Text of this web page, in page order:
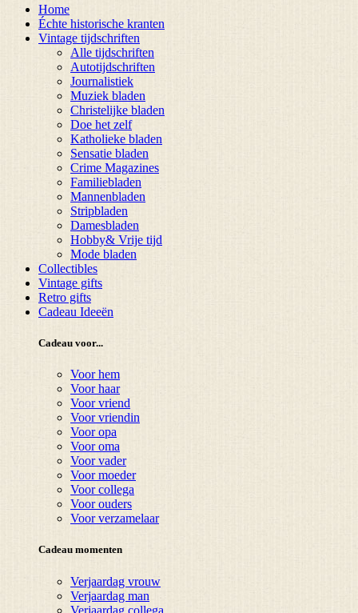
Home
Échte historische kranten
Vintage tijdschriften
Alle tijdschriften
Autotijdschriften
Journalistiek
Muziek bladen
Christelijke bladen
Doe het zelf
Katholieke bladen
Sensatie bladen
Crime Magazines
Familiebladen
Mannenbladen
Stripbladen
Damesbladen
Hobby& Vrije tijd
Mode bladen
Collectibles
Vintage gifts
Retro gifts
Cadeau Ideeën
Cadeau voor...
Voor hem
Voor haar
Voor vriend
Voor vriendin
Voor opa
Voor oma
Voor vader
Voor moeder
Voor collega
Voor ouders
Voor verzamelaar
Cadeau momenten
Verjaardag vrouw
Verjaardag man
Verjaardag collega